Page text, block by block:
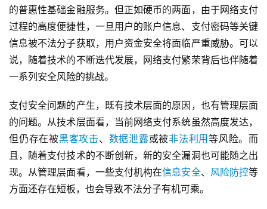
的普惠性基础金融服务。但正如硬币的两面，由于网络支付
过程的高度便捷性，一旦用户的账户信息、支付密码等关键
信息被不法分子获取，用户资金安全将面临严重威胁。可以
说，随着技术的不断迭代发展，网络支付繁荣背后也伴随着
一系列安全风险的挑战。
支付安全问题的产生，既有技术层面的原因，也有管理层面
的问题。从技术层面看，当前网络支付系统虽然高度发达，
但仍存在被黑客攻击、 数据泄露或被非法利用等风险。而
且，随着支付技术的不断创新，新的安全漏洞也可能随之出
现。从管理层面看，一些支付机构在信息安全、 风险防控等
方面还存在短板，也会导致不法分子有机可乘。